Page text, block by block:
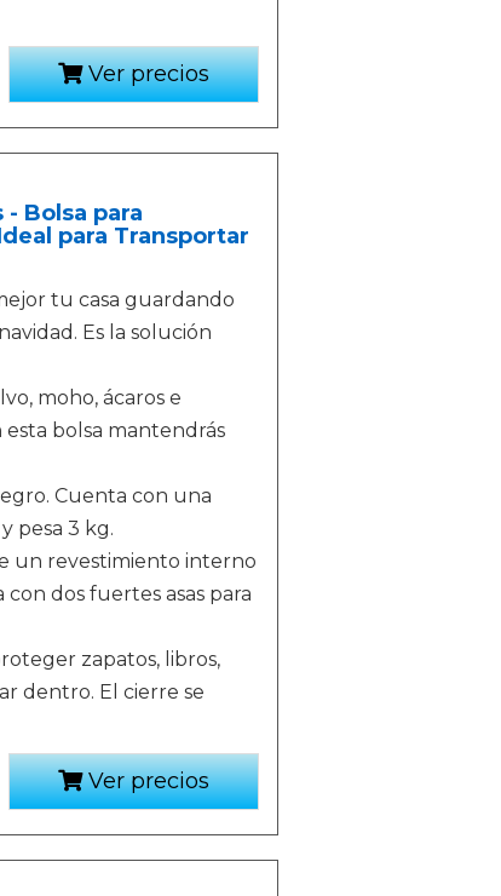
Ver precios
Bolsa para
para Transportar
tu casa guardando
Es la solución
moho, ácaros e
esta bolsa mantendrás
Cuenta con una
pesa 3 kg.
un revestimiento interno
dos fuertes asas para
zapatos, libros,
dentro. El cierre se
Ver precios